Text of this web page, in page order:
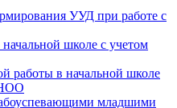
УУД при работе с
школе с учетом
работы в начальной школе
младшими